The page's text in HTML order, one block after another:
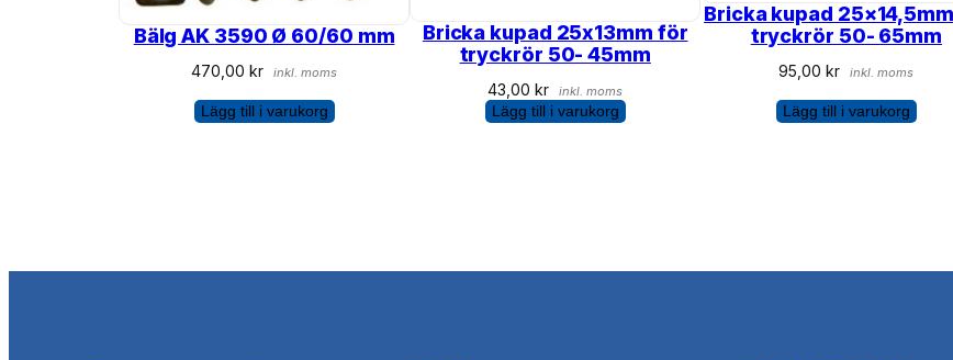
Bälg AK 3590 Ø 60/60 mm
470,00kr inkl. moms
Lägg till i varukorg
Bricka kupad 25x13mm för
tryckrör 50- 45mm
43,00kr inkl. moms
Lägg till i varukorg
Bricka kupad
tryckrör 50- 65mm
95,00kr inkl. moms
Lägg till i varukorg